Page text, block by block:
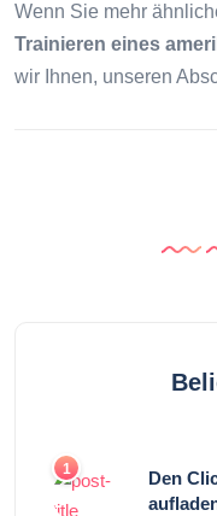
Wenn Sie mehr
Trainieren eines
wir Ihnen, unseren
1
Den